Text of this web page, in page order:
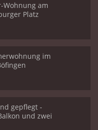
Wohnung am
Platz
im
gepflegt -
und zwei